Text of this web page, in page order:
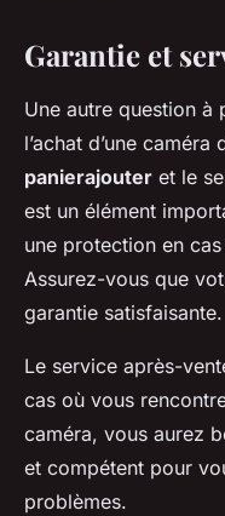
Garantie et
Une autre question à
l’achat d’une
panierajouter et le
est un élément
une protection en
Assurez-vous que
garantie satisfaisante.
Le service après-
cas où vous
caméra, vous aurez
et compétent pour
problèmes.